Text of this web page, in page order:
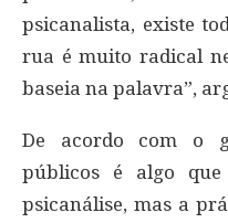
psicanalista, existe
rua é muito radical
baseia na palavra”,
De acordo com o
públicos é algo
psicanálise, mas a